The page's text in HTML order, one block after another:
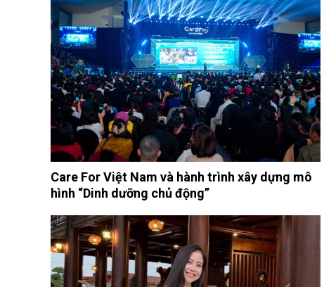
Care For Việt Nam và hành trình xây dựng mô
hình “Dinh dưỡng chủ động”